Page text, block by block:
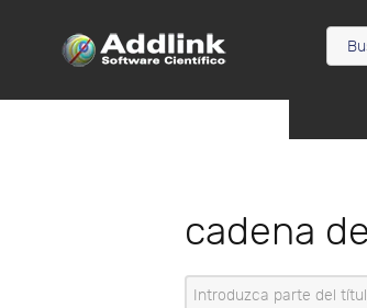
cadena
Introduzca parte del